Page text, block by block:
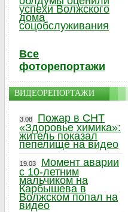
успехи Волжского
дома
соцобслуживания
Все
фоторепортажи
ВИДЕОРЕПОРТАЖИ
3.08
Пожар в СНТ
«Здоровье химика»:
житель показал
пепелище на видео
19.03
Момент аварии
с 10-летним
мальчиком на
Карбышева в
Волжском попал на
видео